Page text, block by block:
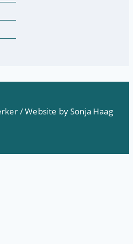
/ Website by Sonja Haag